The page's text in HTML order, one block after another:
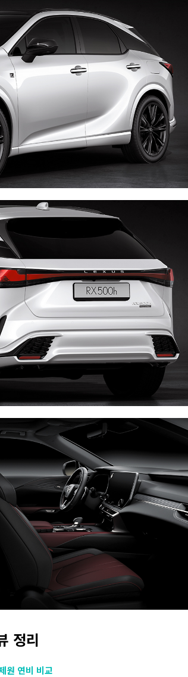
정리
원 연비 비교